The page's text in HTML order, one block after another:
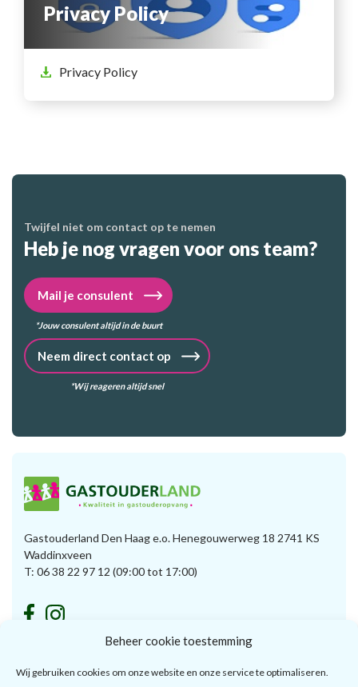
Beheer cookie toestemming
Wij gebruiken cookies om onze website en onze service te optimaliseren.
Privacy Policy
Privacy Policy
Twijfel niet om contact op te nemen
Heb je nog vragen voor ons team?
Mail je consulent
*Jouw consulent altijd in de buurt
Neem direct contact op
*Wij reageren altijd snel
Gastouderland Den Haag e.o. Henegouwerweg 18 2741 KS
Waddinxveen
T: 06 38 22 97 12 (09:00 tot 17:00)
Voor ouders Voor gastouders